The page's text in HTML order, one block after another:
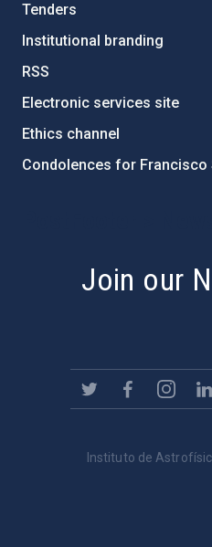
Tenders
Institutional branding
RSS
Electronic services site
Ethics channel
Condolences for Francisco
Join our
Instituto de